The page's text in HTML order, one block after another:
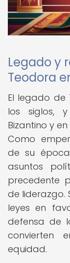
Legado y
Teodora
El legado
los siglos,
Bizantino y
Como
de su
asuntos
precedente
de liderazgo.
leyes en
defensa de
convierten
equidad.